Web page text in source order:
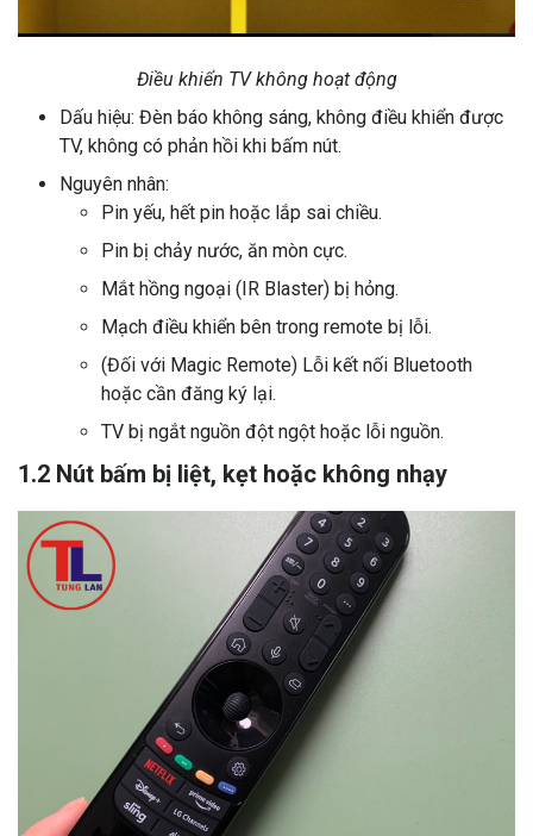
Điều khiển TV không hoạt động
Dấu hiệu: Đèn báo không sáng, không điều khiển được
TV, không có phản hồi khi bấm nút.
Nguyên nhân:
Pin yếu, hết pin hoặc lắp sai chiều.
Pin bị chảy nước, ăn mòn cực.
Mắt hồng ngoại (IR Blaster) bị hỏng.
Mạch điều khiển bên trong remote bị lỗi.
(Đối với Magic Remote) Lỗi kết nối Bluetooth
hoặc cần đăng ký lại.
TV bị ngắt nguồn đột ngột hoặc lỗi nguồn.
1.2 Nút bấm bị liệt, kẹt hoặc không nhạy